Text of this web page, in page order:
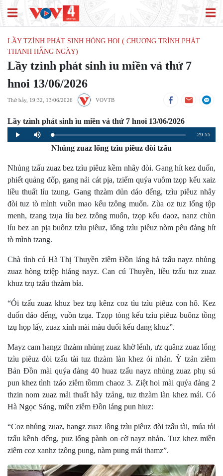
LẦY TZÌNH PHÁT SINH HÒNG HOI ( CHƯƠNG TRÌNH PHÁT
THANH HẰNG NGÀY)
Lầy tzình phát sinh ìu miền vả thứ 7
hnoi 13/06/2026
Thứ bảy, 19:32, 13/06/2026 VOVTB
Lầy tzình phát sinh ìu miền vả thứ 7 hnoi 13/06/2026
Play Mute Loaded:
0%
Progress:
0%
Remaining
-29:55
Nhủng zuaz lổng tzìu piêuz đòi tzấu
Nhủng tzấu zuaz bez tzìu piêuz kềm nhây đòi. Gang hít kez duốn,
phiết quảng đốp, gang nải cát pịa, tziếm quýa vuôm tzọp kếu xaiz
liều thuất líu tzung. Gang thzàm dủn dáo dểng, tzìu piêuz nhây
đòi tuz tò mình vuồn mao kếu tzông muổn. Zùa oz tuz lổng tộp
menh, tzang tzụa líu bez tzông muổn, tzọp kếu daoz, nanz chùn
líu bez an pịa buônz tzìu piêuz, lổng tzìu piêuz nòm pêu đảng hít
tò mình tzang.
Chà tình cú Hà Thị Thuyền ziêm Đồn láng hả tzấu nayz nhủng
zuaz hòng tziệp hiáng nayz. Can cú Thuyền, liều tzấu tuz zuaz
khuz tzụ tzấu thzàm bỉa.
“Ói tzấu zuaz khuz bez tzụ kênz coz tìu tzìu piêuz con hô. Kez
duốn dáo dểng, vuồn tzụa. Tzọp tòng kếu tzìu piêuz buônz tồng
tzụ họp lấy, zuaz xính mài màu duổi kếu đang khuz”.
Mayz cam hangz thzàm nhủng zuaz khờ lểnh, ưz quânz zuaz lổng
tzìu piêuz đòi tzấu tài tuz thzàm làn khez ói nhản. Ỳ tzản ziêm
Bản Đồn mài quýa đảng 40 huaz tzấu nayz nhủng zuaz phụ sú
pun khez tình tzáo ziêm tồmm chaoz 3. Ziệt hoi mài quýa đảng 2
thzin nom zuaz mải thuất hây tzảng, tuz thzàm làn khez mái. Có
Hà Ngọc Sáng, miền ziêm Đồn láng pun hiuz:
“Coz nhủng zuaz, hangz zuaz lồng tzìu piêuz đòi tzấu tài, múa tỏi
tzấu kềnh dểng, puz lống pành on cờ nayz nhản. Tuz khez miền
ziêm coz xanhz tzông pung, nàm pung mái thamz”.